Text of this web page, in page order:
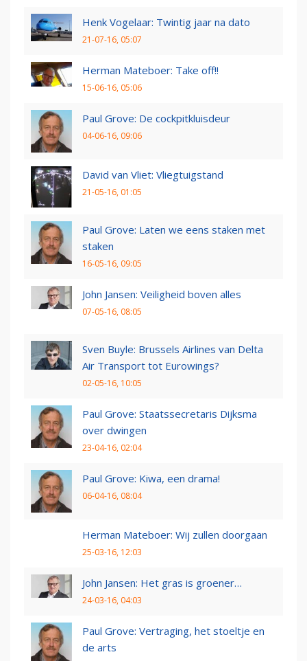
Henk Vogelaar: Twintig jaar na dato
21-07-16, 05:07
Herman Mateboer: Take off!!
15-06-16, 05:06
Paul Grove: De cockpitkluisdeur
04-06-16, 09:06
David van Vliet: Vliegtuigstand
21-05-16, 01:05
Paul Grove: Laten we eens staken met
staken
16-05-16, 09:05
John Jansen: Veiligheid boven alles
07-05-16, 08:05
Sven Buyle: Brussels Airlines van Delta
Air Transport tot Eurowings?
02-05-16, 10:05
Paul Grove: Staatssecretaris Dijksma
over dwingen
23-04-16, 02:04
Paul Grove: Kiwa, een drama!
06-04-16, 08:04
Herman Mateboer: Wij zullen doorgaan
25-03-16, 12:03
John Jansen: Het gras is groener…
24-03-16, 04:03
Paul Grove: Vertraging, het stoeltje en
de arts